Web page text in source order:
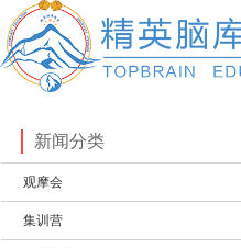
新闻分类
观摩会
集训营